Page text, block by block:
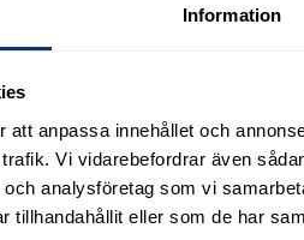
Information
att anpassa innehållet och
Vi vidarebefordrar även
analysföretag som vi
tillhandahållit eller som de har
de behandlade ytorna
extra tydlig.